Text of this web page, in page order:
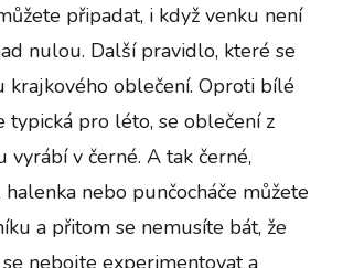
připadat, i když venku není
nulou. Další pravidlo, které se
krajkového oblečení. Oproti bílé
typická pro léto, se oblečení z
vyrábí v černé. A tak černé,
halenka nebo punčocháče můžete
a přitom se nemusíte bát, že
nebojte experimentovat a